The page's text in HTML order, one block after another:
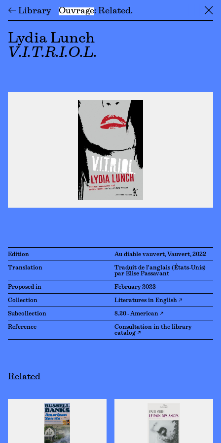
← Library Ouvrage Related ╳
Lydia Lunch
V.I.T.R.I.O.L.
Edition Au diable vauvert, Vauvert, 2022
Translation
Traduit de l'anglais (États-Unis)
par Élise Passavant
Proposed in February 2023
Collection Literatures in English ↗
Subcollection 8.20 - American ↗
Reference
Consultation in the library
catalog ↗
Related